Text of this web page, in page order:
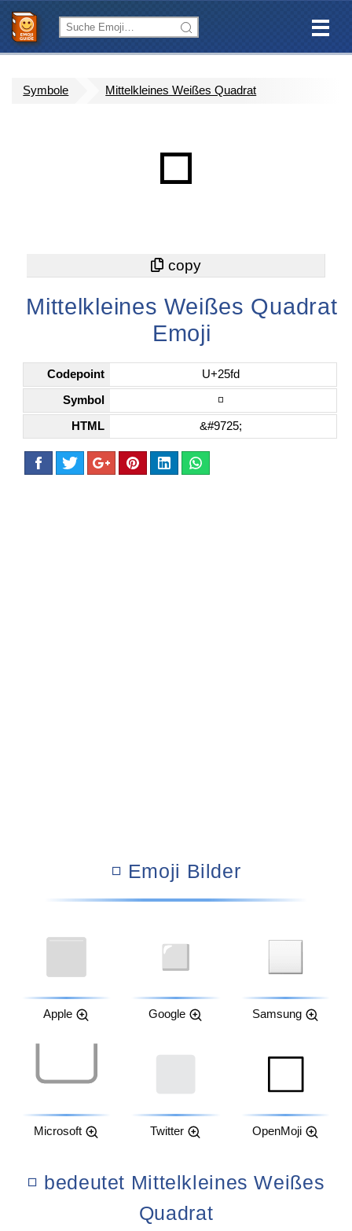
Symbole Mittelkleines Weißes Quadrat
◽
Mittelkleines Weißes Quadrat
Emoji
Codepoint U+25fd
Symbol ◽
HTML &#9725;
◽ Emoji Bilder
Apple Google Samsung
Microsoft Twitter OpenMoji
◽ bedeutet Mittelkleines Weißes
Quadrat